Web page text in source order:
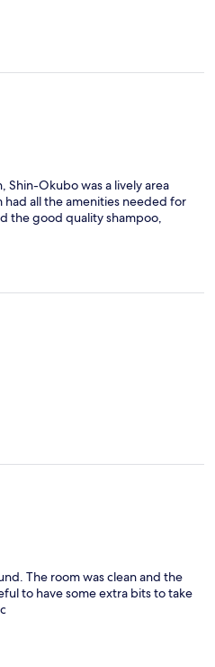
Shin-Okubo was a lively area
all the amenities needed for
the good quality shampoo,
The room was clean and the
to have some extra bits to take